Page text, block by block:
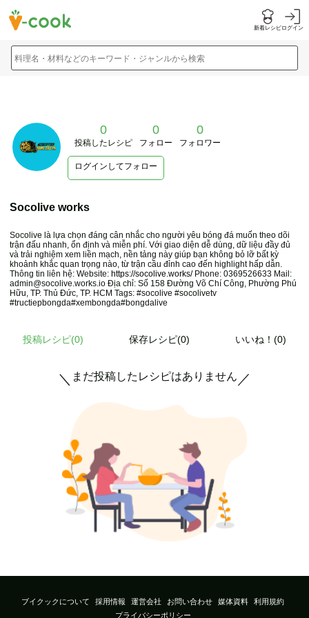
新着レシピログイン
料理名・材料などのキーワード・ジャンルから検索
0
投稿したレシピ
0
フォロー
0
フォロワー
ログインしてフォロー
Socolive works
Socolive là lựa chọn đáng cân nhắc cho người yêu bóng đá muốn theo dõi
trận đấu nhanh, ổn định và miễn phí. Với giao diện dễ dùng, dữ liệu đầy đủ
và trải nghiệm xem liền mạch, nền tảng này giúp bạn không bỏ lỡ bất kỳ
khoảnh khắc quan trọng nào, từ trận cầu đỉnh cao đến highlight hấp dẫn.
Thông tin liên hệ: Website: https://socolive.works/Phone: 0369526633 Mail:
admin@socolive.works.io Địa chỉ: Số 158 Đường Võ Chí Công, Phường Phú
Hữu, TP. Thủ Đức, TP. HCM Tags: #socolive #socolivetv
#tructiepbongda#xembongda#bongdalive
投稿レシピ(0) 保存レシピ(0) いいね！(0)
＼ まだ投稿したレシピはありません ／
ブイクックについて 採用情報 運営会社 お問い合わせ 媒体資料
利用規約
プライバシーポリシー